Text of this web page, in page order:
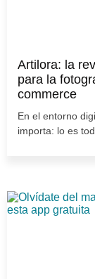
Artilora: la
para la
commerce
En el entorno
importa: lo es